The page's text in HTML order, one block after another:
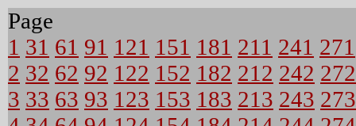
Page
1 31 61 91 121 151 181 211 241 271
2 32 62 92 122 152 182 212 242 272
3 33 63 93 123 153 183 213 243 273